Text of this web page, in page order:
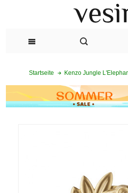
Startseite Kenzo Jungle